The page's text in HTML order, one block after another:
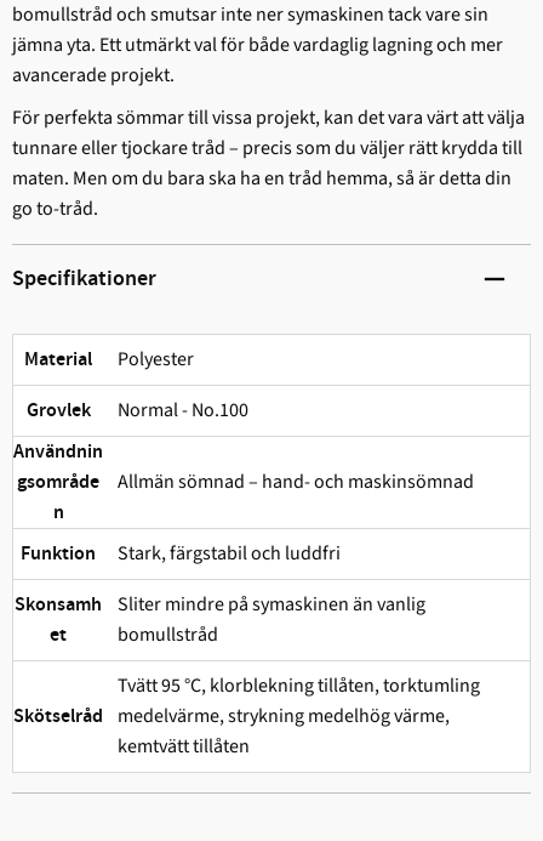
bomullstråd och smutsar inte ner symaskinen tack vare sin
jämna yta. Ett utmärkt val för både vardaglig lagning och mer
avancerade projekt.
För perfekta sömmar till vissa projekt, kan det vara värt att välja
tunnare eller tjockare tråd – precis som du väljer rätt krydda till
maten. Men om du bara ska ha en tråd hemma, så är detta din
go to-tråd.
Specifikationer
Material Polyester
Grovlek Normal - No.100
Användnin
gsområde
n
Allmän sömnad – hand- och maskinsömnad
Funktion Stark, färgstabil och ludd­fri
Skonsamh
et
Sliter mindre på symaskinen än vanlig
bomullstråd
Skötselråd
Tvätt 95 °C, klorblekning tillåten, torktumling
medelvärme, strykning medelhög värme,
kemtvätt tillåten